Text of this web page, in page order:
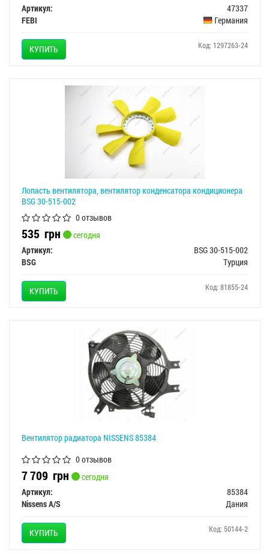
Артикул:
47337
FEBI
Германия
КУПИТЬ Код: 1297263-24
Лопасть вентилятора, вентилятор конденсатора кондиционера
BSG 30-515-002
0 отзывов
535 грн
сегодня
Артикул:
BSG 30-515-002
BSG
Турция
КУПИТЬ Код: 81855-24
Вентилятор радиатора NISSENS 85384
0 отзывов
7 709 грн
сегодня
Артикул:
85384
Nissens A/S
Дания
КУПИТЬ Код: 50144-2